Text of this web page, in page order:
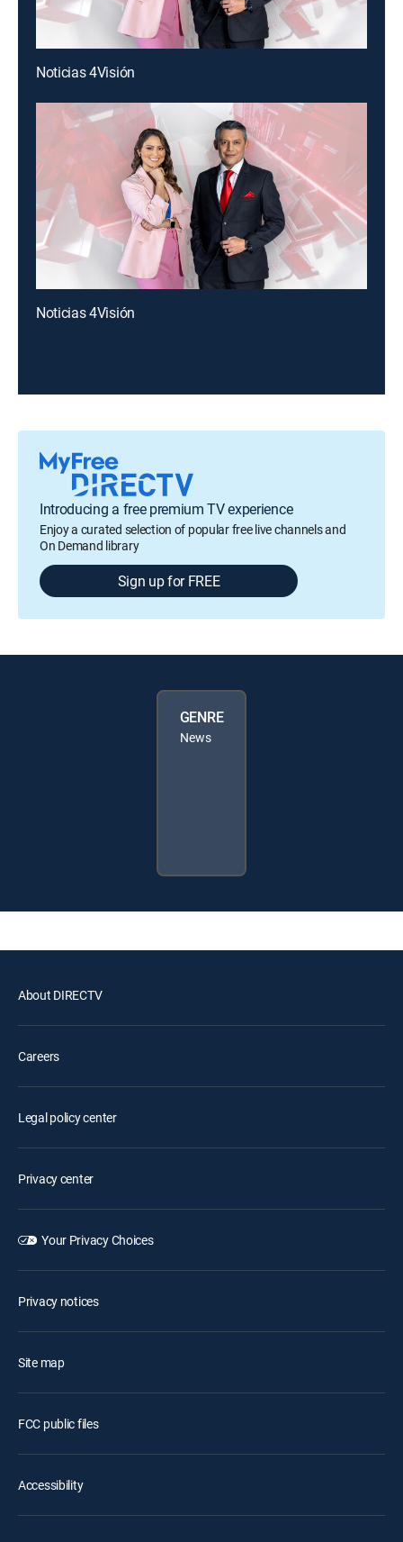
Noticias 4Visión
Noticias 4Visión
Introducing a free premium TV experience
Enjoy a curated selection of popular free live channels and
On Demand library
Sign up for FREE
GENRE
News
About DIRECTV
Careers
Legal policy center
Privacy center
Your Privacy Choices
Privacy notices
Site map
FCC public files
Accessibility